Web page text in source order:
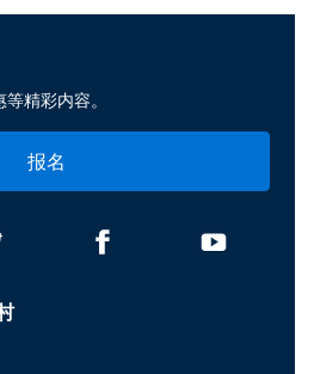
精彩内容。
报名